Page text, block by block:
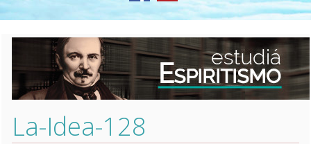
La-Idea-128